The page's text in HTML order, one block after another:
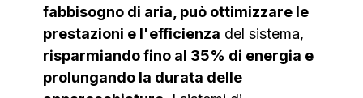
fabbisogno di aria, può ottimizzare le
prestazioni e l'efficienza del sistema,
risparmiando fino al 35% di energia e
prolungando la durata delle